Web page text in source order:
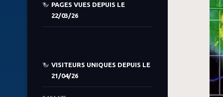
PAGES VUES DEPUIS LE
22/03/26
VISITEURS UNIQUES DEPUIS LE
21/04/26